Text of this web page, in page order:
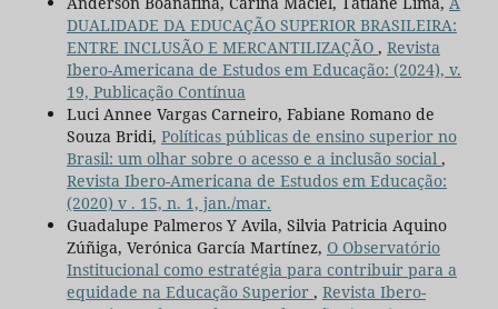
DUALIDADE DA EDUCAÇÃO SUPERIOR BRASILEIRA:
ENTRE INCLUSÃO E MERCANTILIZAÇÃO , Revista
Ibero-Americana de Estudos em Educação: (2024), v.
19, Publicação Contínua
Luci Annee Vargas Carneiro, Fabiane Romano de
Souza Bridi, Políticas públicas de ensino superior no
Brasil: um olhar sobre o acesso e a inclusão social ,
Revista Ibero-Americana de Estudos em Educação:
(2020) v . 15, n. 1, jan./mar.
Guadalupe Palmeros Y Avila, Silvia Patricia Aquino
Zúñiga, Verónica García Martínez, O Observatório
Institucional como estratégia para contribuir para a
equidade na Educação Superior , Revista Ibero-